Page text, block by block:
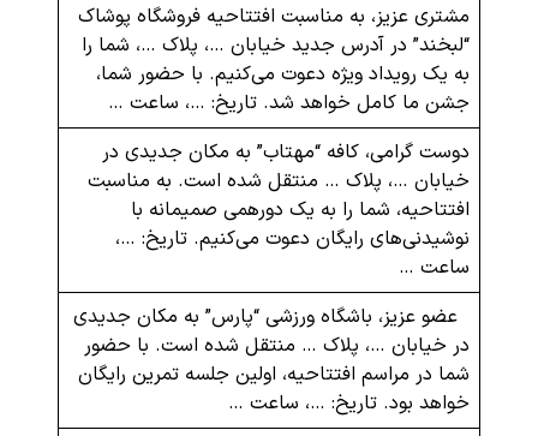
مشتری عزیز، به مناسبت افتتاحیه فروشگاه پوشاک
“لبخند” در آدرس جدید خیابان …، پلاک …، شما را
به یک رویداد ویژه دعوت می‌کنیم. با حضور شما،
جشن ما کامل خواهد شد. تاریخ: …، ساعت …
دوست گرامی، کافه “مهتاب” به مکان جدیدی در
خیابان …، پلاک … منتقل شده است. به مناسبت
افتتاحیه، شما را به یک دورهمی صمیمانه با
نوشیدنی‌های رایگان دعوت می‌کنیم. تاریخ: …،
ساعت …
عضو عزیز، باشگاه ورزشی “پارس” به مکان جدیدی
در خیابان …، پلاک … منتقل شده است. با حضور
شما در مراسم افتتاحیه، اولین جلسه تمرین رایگان
خواهد بود. تاریخ: …، ساعت …